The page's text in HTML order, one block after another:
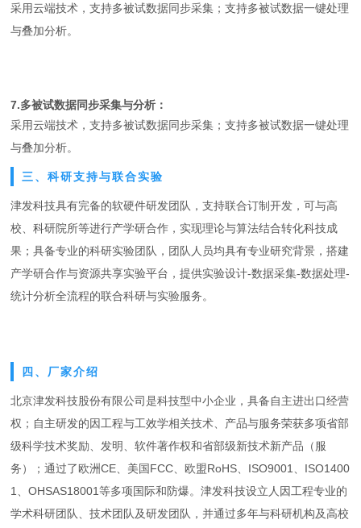
采用云端技术，支持多被试数据同步采集；支持多被试数据一键处理
与叠加分析。
7.多被试数据同步采集与分析：
采用云端技术，支持多被试数据同步采集；支持多被试数据一键处理
与叠加分析。
三、科研支持与联合实验
津发科技具有完备的软硬件研发团队，支持联合订制开发，可与高
校、科研院所等进行产学研合作，实现理论与算法结合转化科技成
果；具备专业的科研实验团队，团队人员均具有专业研究背景，搭建
产学研合作与资源共享实验平台，提供实验设计-数据采集-数据处理-
统计分析全流程的联合科研与实验服务。
四、厂家介绍
北京津发科技股份有限公司是科技型中小企业，具备自主进出口经营
权；自主研发的因工程与工效学相关技术、产品与服务荣获多项省部
级科学技术奖励、发明、软件著作权和省部级新技术新产品（服
务）；通过了欧洲CE、美国FCC、欧盟RoHS、ISO9001、ISO1400
1、OHSAS18001等多项国际和防爆。津发科技设立人因工程专业的
学术科研团队、技术团队及研发团队，并通过多年与科研机构及高校